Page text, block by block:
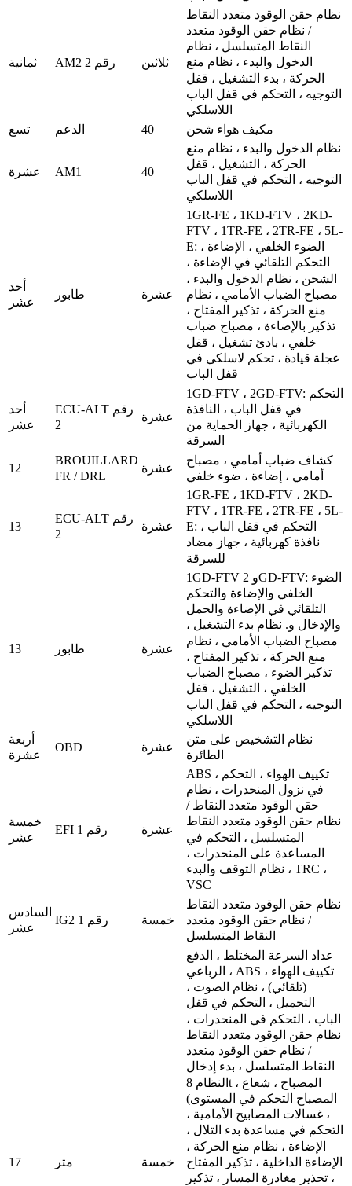
ثمانية AM2 رقم 2 ثلاثين
نظام حقن الوقود متعدد النقاط
/ نظام حقن الوقود متعدد
النقاط المتسلسل ، نظام
الدخول والبدء ، نظام منع
الحركة ، بدء التشغيل ، قفل
التوجيه ، التحكم في قفل الباب
اللاسلكي
تسع
الدعم 40 مكيف هواء شحن
عشرة AM1 40
نظام الدخول والبدء ، نظام منع
الحركة ، التشغيل ، قفل
التوجيه ، التحكم في قفل الباب
اللاسلكي
أحد
عشر
طابور عشرة
1GR-FE ، 1KD-FTV ، 2KD-
FTV ، 1TR-FE ، 2TR-FE ، 5L-
E: الضوء الخلفي ، الإضاءة ،
التحكم التلقائي في الإضاءة ،
الشحن ، نظام الدخول والبدء ،
مصباح الضباب الأمامي ، نظام
منع الحركة ، تذكير المفتاح ،
تذكير بالإضاءة ، مصباح ضباب
خلفي ، بادئ تشغيل ، قفل
عجلة قيادة ، تحكم لاسلكي في
قفل الباب
أحد
عشر
ECU-ALT رقم
2
عشرة
1GD-FTV ، 2GD-FTV: التحكم
في قفل الباب ، النافذة
الكهربائية ، جهاز الحماية من
السرقة
12
BROUILLARD
FR / DRL
عشرة
كشاف ضباب أمامي ، مصباح
أمامي ، إضاءة ، ضوء خلفي
13
ECU-ALT رقم
2
عشرة
1GR-FE ، 1KD-FTV ، 2KD-
FTV ، 1TR-FE ، 2TR-FE ، 5L-
E: التحكم في قفل الباب ،
نافذة كهربائية ، جهاز مضاد
للسرقة
13 طابور عشرة
1GD-FTV و 2GD-FTV: الضوء
الخلفي والإضاءة والتحكم
التلقائي في الإضاءة والحمل
والإدخال و. نظام بدء التشغيل ،
مصباح الضباب الأمامي ، نظام
منع الحركة ، تذكير المفتاح ،
تذكير الضوء ، مصباح الضباب
الخلفي ، التشغيل ، قفل
التوجيه ، التحكم في قفل الباب
اللاسلكي
أربعة
عشرة
OBD عشرة
نظام التشخيص على متن
الطائرة
خمسة
عشر
EFI رقم 1 عشرة
ABS ، تكييف الهواء ، التحكم
في نزول المنحدرات ، نظام
حقن الوقود متعدد النقاط /
نظام حقن الوقود متعدد النقاط
المتسلسل ، التحكم في
المساعدة على المنحدرات ،
نظام التوقف والبدء ، TRC ،
VSC
السادس
عشر
IG2 رقم 1 خمسة
نظام حقن الوقود متعدد النقاط
/ نظام حقن الوقود متعدد
النقاط المتسلسل
17 متر خمسة
عداد السرعة المختلط ، الدفع
الرباعي ، ABS ، تكييف الهواء
(تلقائي) ، نظام الصوت ،
التحميل ، التحكم في قفل
الباب ، التحكم في المنحدرات ،
نظام حقن الوقود متعدد النقاط
/ نظام حقن الوقود متعدد
النقاط المتسلسل ، بدء إدخال
النظام 8t ، المصباح ، شعاع
المصباح التحكم في المستوى)
، غسالات المصابيح الأمامية ،
التحكم في مساعدة بدء التلال ،
الإضاءة ، نظام منع الحركة ،
الإضاءة الداخلية ، تذكير المفتاح
، تحذير مغادرة المسار ، تذكير